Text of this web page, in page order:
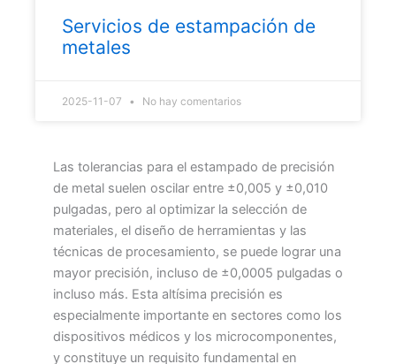
Servicios de estampación de
metales
2025-11-07 No hay comentarios
Las tolerancias para el estampado de precisión
de metal suelen oscilar entre ±0,005 y ±0,010
pulgadas, pero al optimizar la selección de
materiales, el diseño de herramientas y las
técnicas de procesamiento, se puede lograr una
mayor precisión, incluso de ±0,0005 pulgadas o
incluso más. Esta altísima precisión es
especialmente importante en sectores como los
dispositivos médicos y los microcomponentes,
y constituye un requisito fundamental en